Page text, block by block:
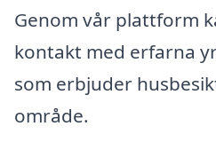
Genom vår plattform
kontakt med erfarna
som erbjuder
område.